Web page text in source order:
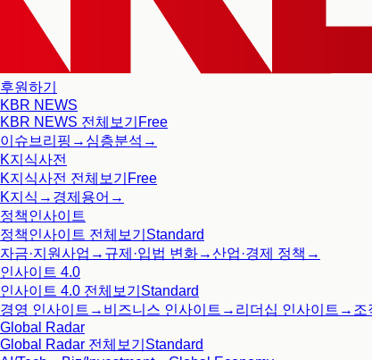
후원하기
KBR NEWS
KBR NEWS 전체보기 Free
이슈브리핑 → 심층분석 →
K지식사전
K지식사전 전체보기 Free
K지식 → 경제용어 →
정책인사이트
정책인사이트 전체보기 Standard
자금·지원사업 → 규제·입법 변화→산업·경제 정책 →
인사이트 4.0
인사이트 4.0 전체보기 Standard
경영 인사이트 → 비즈니스 인사이트 → 리더십 인사이트 → 조
Global Radar
Global Radar 전체보기 Standard